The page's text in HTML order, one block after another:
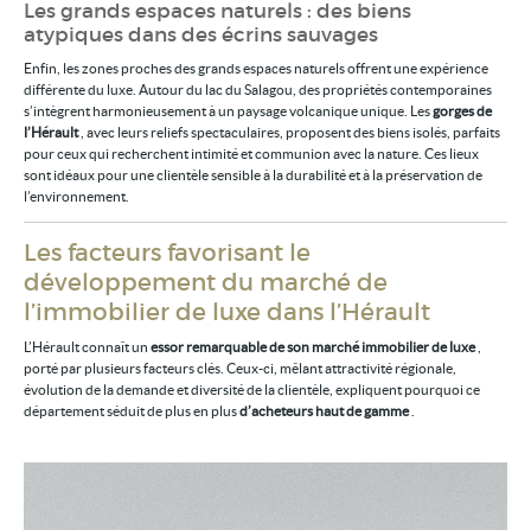
Les grands espaces naturels : des biens
atypiques dans des écrins sauvages
Enfin, les zones proches des grands espaces naturels offrent une expérience
différente du luxe. Autour du lac du Salagou, des propriétés contemporaines
s’intègrent harmonieusement à un paysage volcanique unique. Lesgorges de
l’Hérault , avec leurs reliefs spectaculaires, proposent des biens isolés, parfaits
pour ceux qui recherchent intimité et communion avec la nature. Ces lieux
sont idéaux pour une clientèle sensible à la durabilité et à la préservation de
l’environnement.
Les facteurs favorisant le
développement du marché de
l’immobilier de luxe dans l’Hérault
L’Hérault connaît un essor remarquable de son marché immobilier de luxe
porté par plusieurs facteurs clés. Ceux-ci, mêlant attractivité régionale,
évolution de la demande et diversité de la clientèle, expliquent pourquoi ce
département séduit de plus en plusd’acheteurs haut de gamme